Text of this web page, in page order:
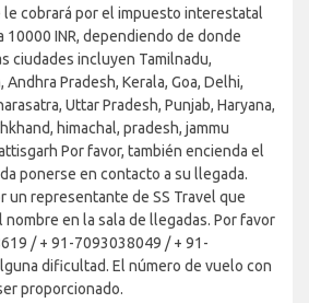
cobrará por el impuesto interestatal
10000 INR, dependiendo de donde
ciudades incluyen Tamilnadu,
Andhra Pradesh, Kerala, Goa, Delhi,
Uttar Pradesh, Punjab, Haryana,
himachal, pradesh, jammu
Por favor, también encienda el
ponerse en contacto a su llegada.
un representante de SS Travel que
en la sala de llegadas. Por favor
/ + 91-7093038049 / + 91-
dificultad. El número de vuelo con
proporcionado.